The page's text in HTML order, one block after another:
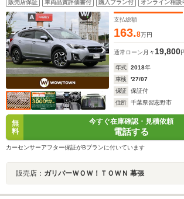
ング ステアリングスイッチ パドルシフト
ドライト フォグライト 4WD
販売店保証 車両品質評価書付 購入プラン付 オンライン相談
支払総額
163.8万円
通常ローン 月々 19,800
年式 2018年
車検
'27/07
保証
保証付
住所
千葉県習志野市
無
料
今すぐ在庫確認・見積依頼
電話する
カーセンサーアフター保証がBプランに付いています
販売店： ガリバーＷＯＷ！ＴＯＷＮ 幕張